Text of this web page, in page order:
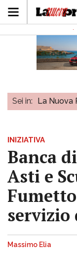
Sei in: La Nuova
INIZIATIVA
Banca
Asti e
servizio
Massimo Elia